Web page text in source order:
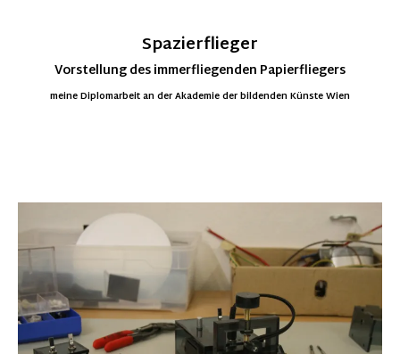
Spazierflieger
Vorstellung des immerfliegenden Papierfliegers
meine Diplomarbeit an der Akademie der bildenden Künste Wien